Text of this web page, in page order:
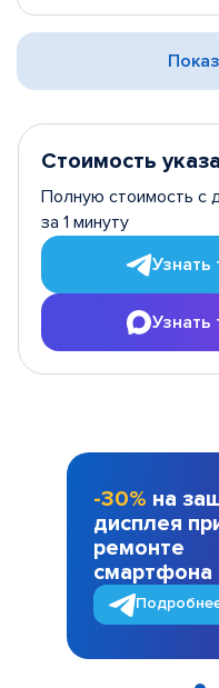
Стоимость
Полную стоимость с
за 1 минуту
Узнать
Узнать
-30% на
дисплея
ремонте
смартфона